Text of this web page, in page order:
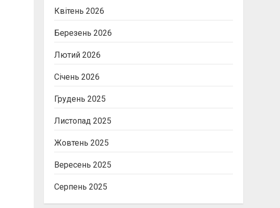
Квітень 2026
Березень 2026
Лютий 2026
Січень 2026
Грудень 2025
Листопад 2025
Жовтень 2025
Вересень 2025
Серпень 2025